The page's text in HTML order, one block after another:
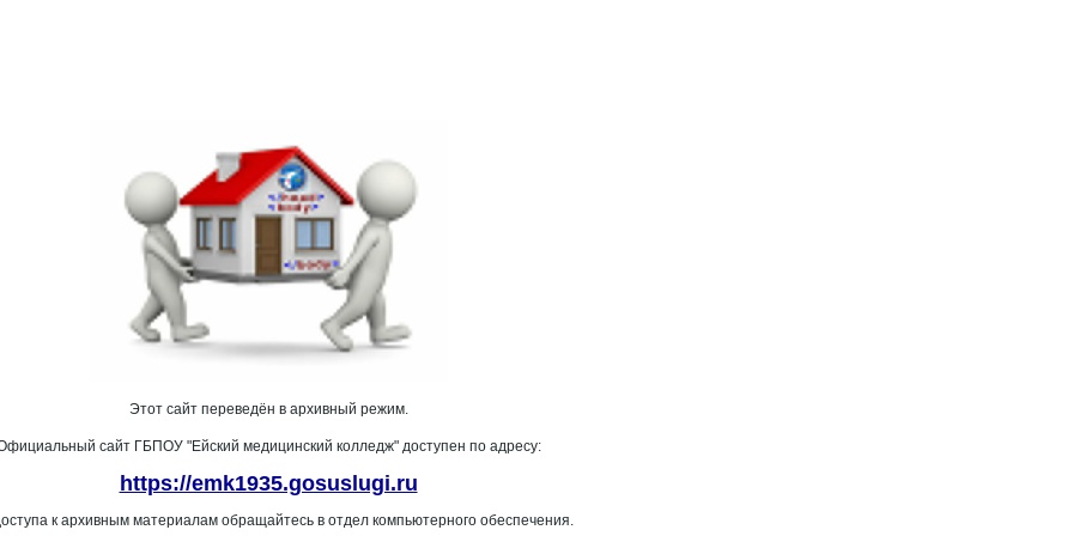
Этот сайт переведён в архивный режим.
сайт ГБПОУ "Ейский медицинский колледж" доступен по адресу:
https://emk1935.gosuslugi.ru
к архивным материалам обращайтесь в отдел компьютерного обеспечения.